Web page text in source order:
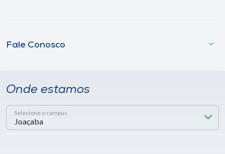
Fale Conosco
Onde estamos
Selecione o campus